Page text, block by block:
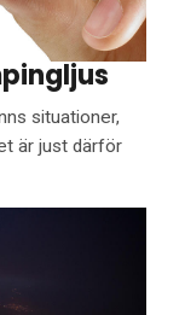
situationer,
är just därför